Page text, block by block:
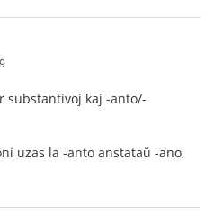
substantivoj kaj -anto/-
uzas la -anto anstataŭ -ano,